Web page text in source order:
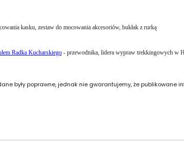
kasku, zestaw do mocowania akcesoriów, bukłak z rurką
Radka Kucharskiego- przewodnika, lidera wypraw trekkingowych w
były poprawne, jednak nie gwarantujemy, że